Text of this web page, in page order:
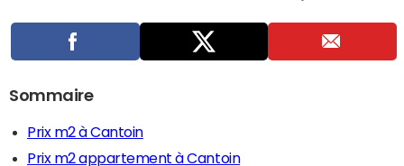
Sommaire
Prix m2 à Cantoin
Prix m2 appartement à Cantoin